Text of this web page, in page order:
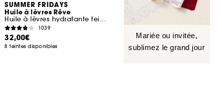
SUMMER FRIDAYS
Huile à lèvres Rêve
Huile à lèvres hydratante teintée
1039
32,00€
8 teintes disponibles
Mariée ou invitée,
sublimez le grand jour